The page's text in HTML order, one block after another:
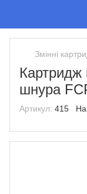
Змінні
Картридж
шнура
Артикул: 415